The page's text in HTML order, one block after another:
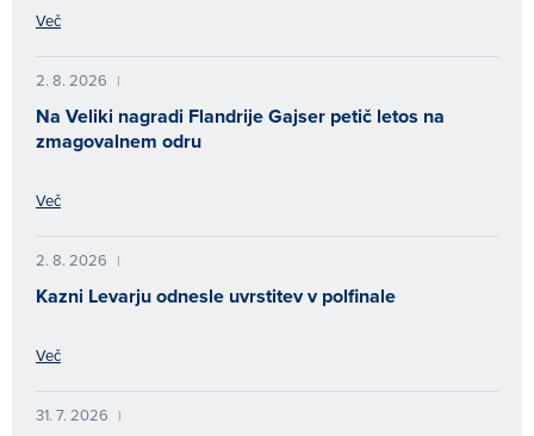
Več
2. 8. 2026 |
Na Veliki nagradi Flandrije Gajser petič letos na
zmagovalnem odru
Več
2. 8. 2026 |
Kazni Levarju odnesle uvrstitev v polfinale
Več
31. 7. 2026 |